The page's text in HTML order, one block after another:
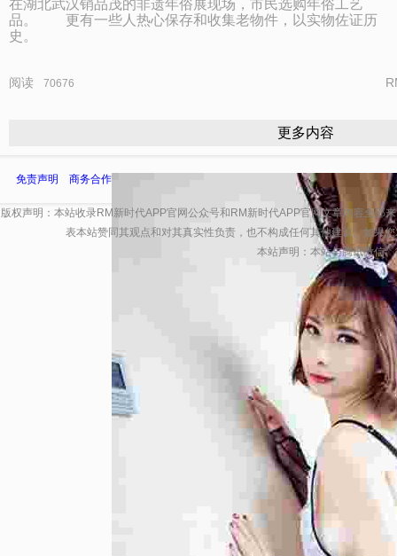
在湖北武汉销品茂的非遗年俗展现场，市民选购年俗工艺
品。 更有一些人热心保存和收集老物件，以实物佐证历
史。
阅读 70676
更多内容
免责声明 商务合作
版权声明：本站收录RM新时代APP官网公众号和RM新时代APP官网文章内容全部
表本站赞同其观点和对其真实性负责，也不构成任何其他建议。如果
本站声明：本站与腾讯微信